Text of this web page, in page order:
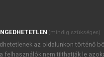
az Alzheimer-kór
az MRI-hez) egyaránt a
meghatározni, de
biokémiai folyamatok is.
(mindig szükséges)
az oldalunkon történő
felhasználók nem tilthatják le